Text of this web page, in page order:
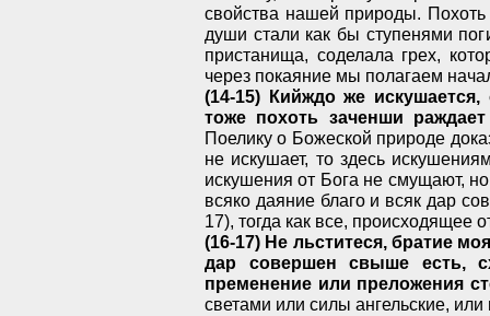
свойства нашей природы.
души стали как бы ступенями
пристанища, соделала грех,
через покаяние мы полагаем
(14-15) Кийждо же
тоже похоть заченши
Поелику о Божеской природе
не искушает, то здесь
искушения от Бога не смущают,
всяко даяние благо и всяк дар
17), тогда как все, происходящее
(16-17) Не льститеся, братие
дар совершен свыше есть,
пременение или преложения
светами или силы ангельские,